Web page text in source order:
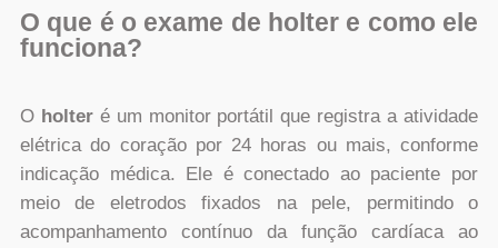
O que é o exame de holter e como ele
funciona?
O holteré um monitor portátil que registra a atividade
elétrica do coração por 24 horas ou mais, conforme
indicação médica. Ele é conectado ao paciente por
meio de eletrodos fixados na pele, permitindo o
acompanhamento contínuo da função cardíaca ao